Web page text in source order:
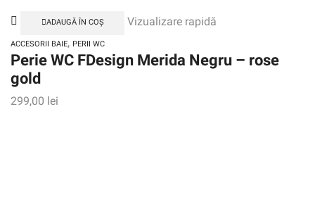
ADAUGĂ ÎN COȘ Vizualizare rapidă
ACCESORII BAIE, PERII WC
Perie WC FDesign Merida Negru – rose
gold
299,00 lei